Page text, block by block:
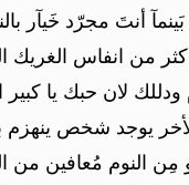
أنتَ مجرّد خَيآر
من انفاس
ودللك لان حبك يا
يوجد شخص ينهزم
مِن النوم مُعافين من